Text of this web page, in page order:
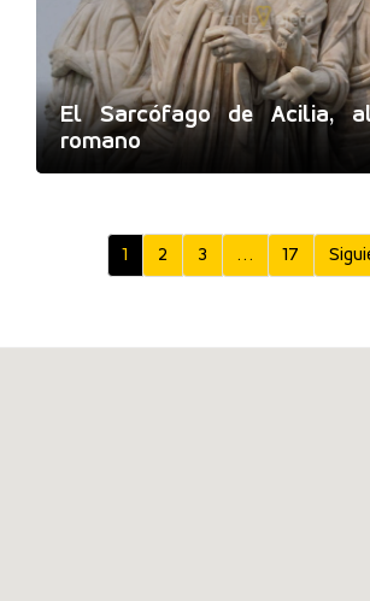
El Sarcófago de Acilia,
romano
1 2 3 … 17